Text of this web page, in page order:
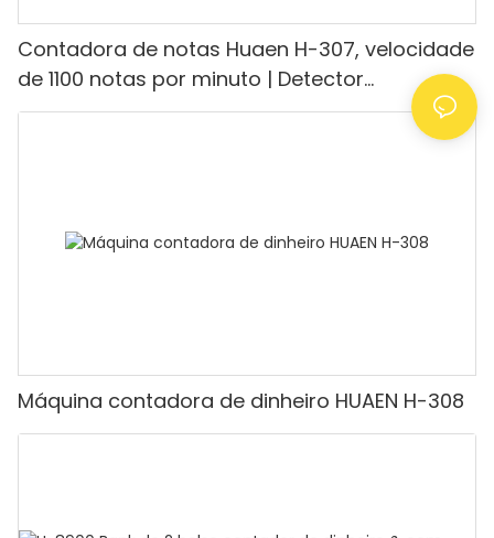
Contadora de notas Huaen H-307, velocidade
de 1100 notas por minuto | Detector
UV/Magnético/Infravermelho/Falsificante,
adequada para contar rúpias, máquina de
Máquina contadora de dinheiro HUAEN H-308